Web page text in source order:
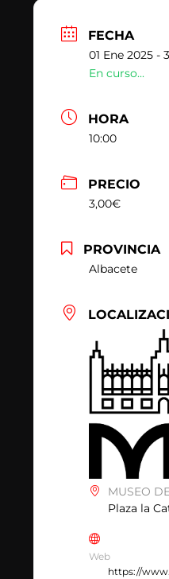
FECHA
01 Ene 2025-
En curso...
HORA
10:00
PRECIO
3,00€
PROVINCIA
Albacete
MUSEO
Plaza la
Web
https://